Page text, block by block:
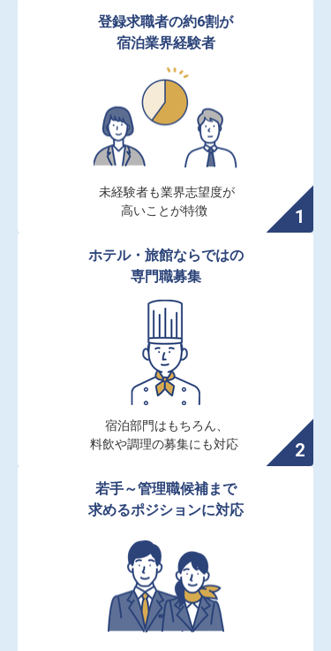
登録求職者の約6割が
宿泊業界経験者
未経験者も業界志望度が
高いことが特徴
ホテル・旅館ならではの
専門職募集
宿泊部門はもちろん、
料飲や調理の募集にも対応
若手～管理職候補まで
求めるポジションに対応